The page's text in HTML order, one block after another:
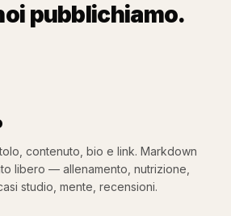
pubblichiamo.
contenuto, bio e link. Markdown
libero — allenamento, nutrizione,
studio, mente, recensioni.